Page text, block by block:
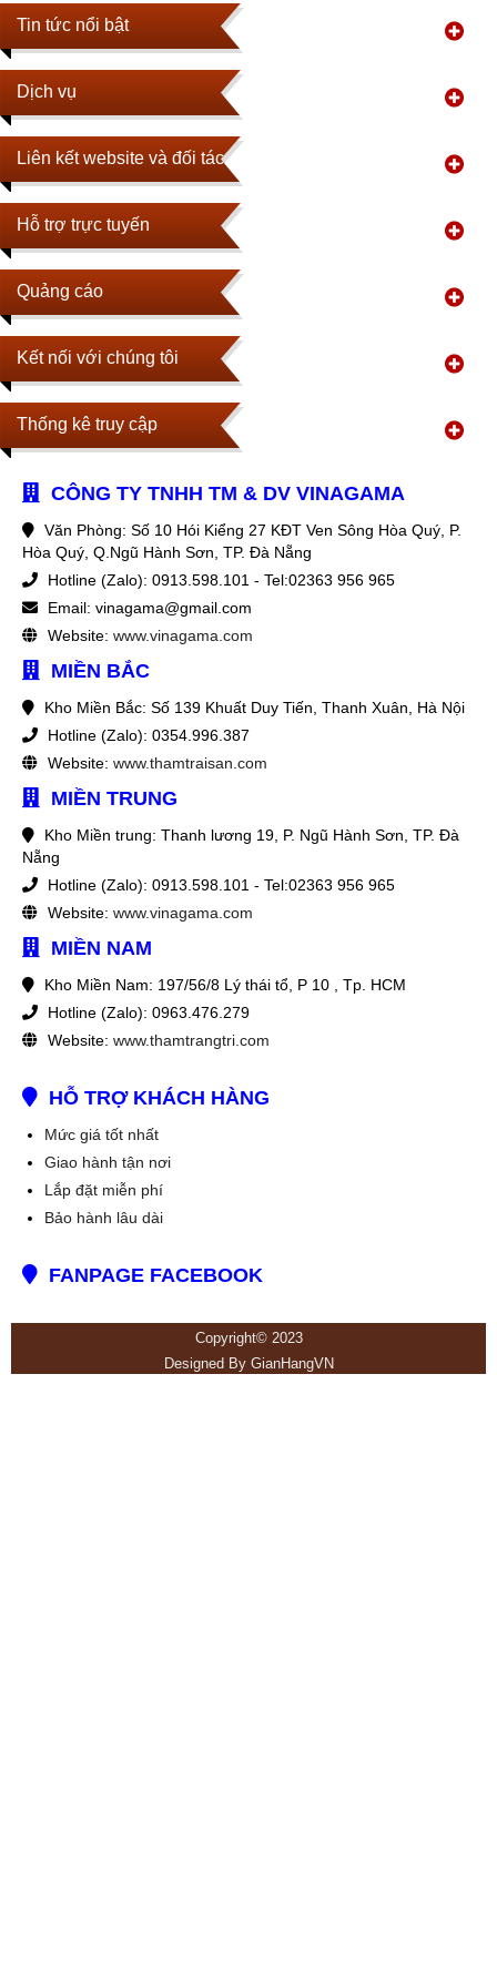
Tin tức nổi bật
Dịch vụ
Liên kết website và đối tác
Hỗ trợ trực tuyến
Quảng cáo
Kết nối với chúng tôi
Thống kê truy cập
CÔNG TY TNHH TM & DV VINAGAMA
Văn Phòng: Số 10 Hói Kiểng 27 KĐT Ven Sông Hòa Quý, P.
Hòa Quý, Q.Ngũ Hành Sơn, TP. Đà Nẵng
Hotline (Zalo): 0913.598.101 - Tel:02363 956 965
Email: vinagama@gmail.com
Website: www.vinagama.com
MIỀN BẮC
Kho Miền Bắc: Số 139 Khuất Duy Tiến, Thanh Xuân, Hà Nội
Hotline (Zalo): 0354.996.387
Website: www.thamtraisan.com
MIỀN TRUNG
Kho Miền trung: Thanh lương 19, P. Ngũ Hành Sơn, TP. Đà
Nẵng
Hotline (Zalo): 0913.598.101 - Tel:02363 956 965
Website: www.vinagama.com
MIỀN NAM
Kho Miền Nam: 197/56/8 Lý thái tổ, P 10 , Tp. HCM
Hotline (Zalo): 0963.476.279
Website: www.thamtrangtri.com
HỖ TRỢ KHÁCH HÀNG
Mức giá tốt nhất
Giao hành tận nơi
Lắp đặt miễn phí
Bảo hành lâu dài
FANPAGE FACEBOOK
Copyright© 2023
Designed By GianHangVN